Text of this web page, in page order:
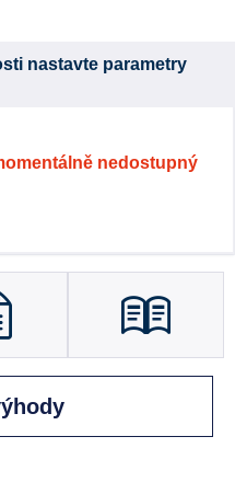
nastavte parametry
nedostupný